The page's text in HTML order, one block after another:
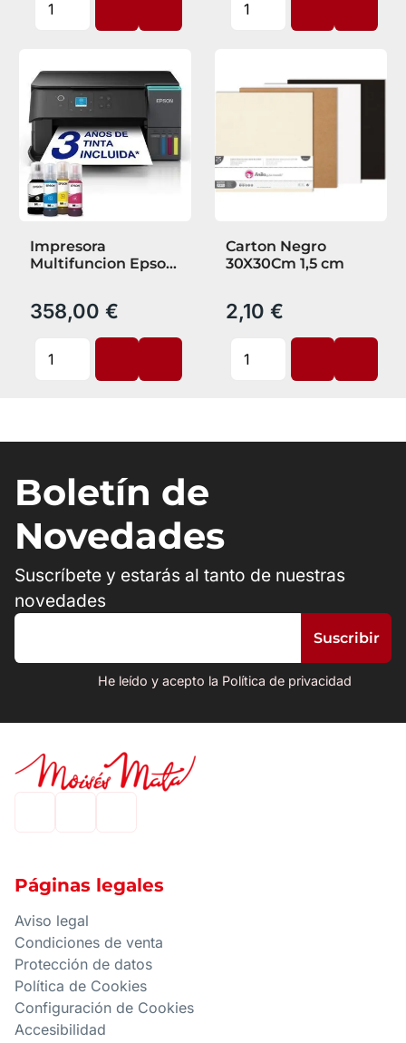
Impresora
Multifuncion Epson
358,00 €
Carton Negro
30X30Cm 1,5 cm
2,10 €
Boletín de
Novedades
Suscríbete y estarás al tanto de nuestras
novedades
He leído y acepto la Política de privacidad
Páginas legales
Aviso legal
Condiciones de venta
Protección de datos
Política de Cookies
Configuración de Cookies
Accesibilidad